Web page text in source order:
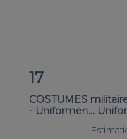
17
COSTUMES
- Uniformen...